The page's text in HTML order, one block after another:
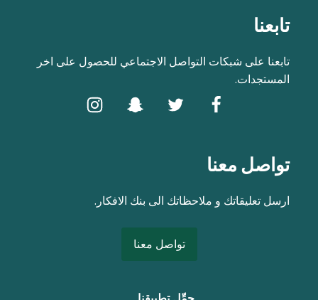
تابعنا
تابعنا على شبكات التواصل الاجتماعي للحصول على اخر
المستجدات.
تواصل معنا
ارسل تعليقاتك و ملاحظاتك الى بنك الافكار.
تواصل معنا